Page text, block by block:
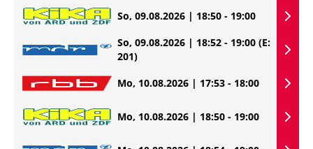
So, 09.08.2026 | 18:50 - 19:00
So, 09.08.2026 | 18:52 - 19:00 (E:
201)
Mo, 10.08.2026 | 17:53 - 18:00
Mo, 10.08.2026 | 18:50 - 19:00